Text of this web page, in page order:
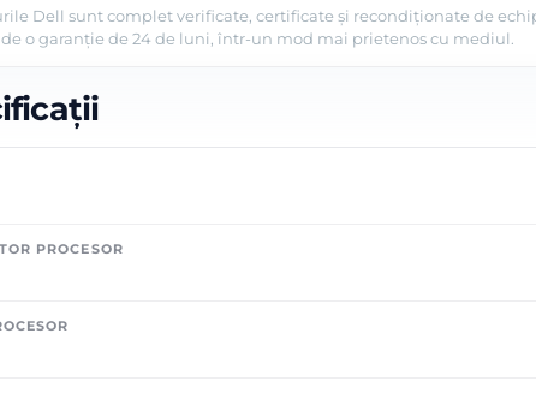
Dell sunt complet verificate, certificate și recondiționate de
o garanție de 24 de luni, într-un mod mai prietenos cu mediul.
PROCESOR